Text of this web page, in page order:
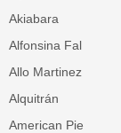
Akiabara
Alfonsina Fal
Allo Martinez
Alquitrán
American Pie